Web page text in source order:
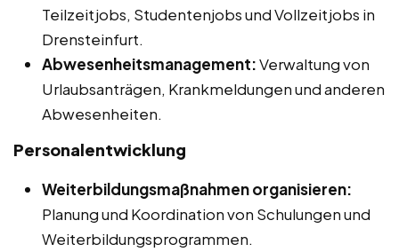
Teilzeitjobs, Studentenjobs und Vollzeitjobs in
Drensteinfurt.
Abwesenheitsmanagement:Verwaltung von
Urlaubsanträgen, Krankmeldungen und anderen
Abwesenheiten.
Personalentwicklung
Weiterbildungsmaßnahmen organisieren:
Planung und Koordination von Schulungen und
Weiterbildungsprogrammen.